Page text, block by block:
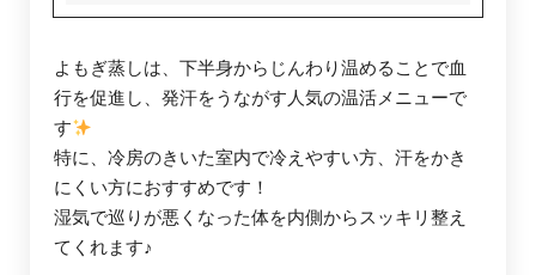
よもぎ蒸しは、下半身からじんわり温めることで血
行を促進し、発汗をうながす人気の温活メニューで
す
特に、冷房のきいた室内で冷えやすい方、汗をかき
にくい方におすすめです！
湿気で巡りが悪くなった体を内側からスッキリ整え
てくれます♪